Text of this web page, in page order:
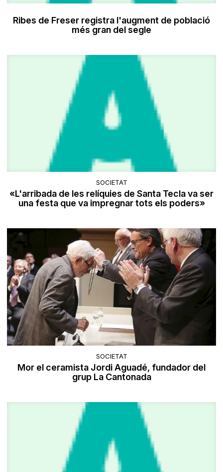
Ribes de Freser registra l'augment de població
més gran del segle
SOCIETAT
«L'arribada de les relíquies de Santa Tecla va ser
una festa que va impregnar tots els poders»
SOCIETAT
Mor el ceramista Jordi Aguadé, fundador del
grup La Cantonada